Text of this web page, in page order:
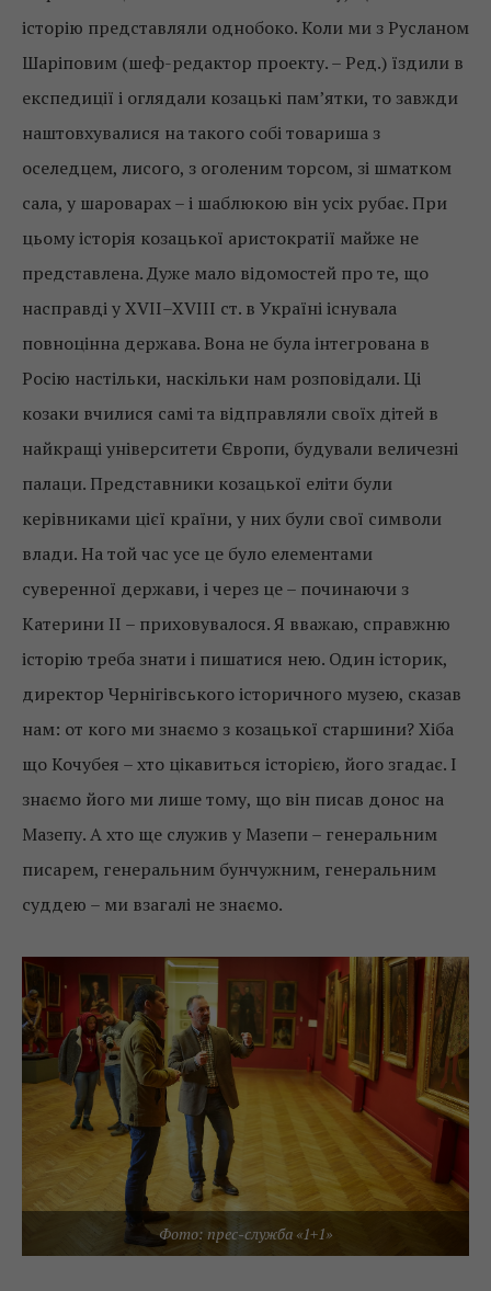
історію представляли однобоко. Коли ми з Русланом
Шаріповим (шеф-редактор проекту. – Ред.) їздили в
експедиції і оглядали козацькі пам’ятки, то завжди
наштовхувалися на такого собі товариша з
оселедцем, лисого, з оголеним торсом, зі шматком
сала, у шароварах – і шаблюкою він усіх рубає. При
цьому історія козацької аристократії майже не
представлена. Дуже мало відомостей про те, що
насправді у XVII–XVIII ст. в Україні існувала
повноцінна держава. Вона не була інтегрована в
Росію настільки, наскільки нам розповідали. Ці
козаки вчилися самі та відправляли своїх дітей в
найкращі університети Європи, будували величезні
палаци. Представники козацької еліти були
керівниками цієї країни, у них були свої символи
влади. На той час усе це було елементами
суверенної держави, і через це – починаючи з
Катерини ІІ – приховувалося. Я вважаю, справжню
історію треба знати і пишатися нею. Один історик,
директор Чернігівського історичного музею, сказав
нам: от кого ми знаємо з козацької старшини? Хіба
що Кочубея – хто цікавиться історією, його згадає. І
знаємо його ми лише тому, що він писав донос на
Мазепу. А хто ще служив у Мазепи – генеральним
писарем, генеральним бунчужним, генеральним
суддею – ми взагалі не знаємо.
Фото: прес-служба «1+1»